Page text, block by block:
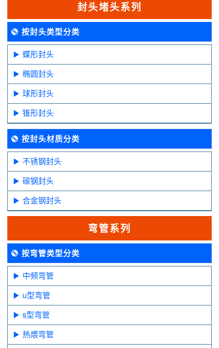
封头堵头系列
按封头类型分类
蝶形封头
椭圆封头
球形封头
锥形封头
按封头材质分类
不锈钢封头
碳钢封头
合金钢封头
弯管系列
按弯管类型分类
中频弯管
u型弯管
s型弯管
热煨弯管